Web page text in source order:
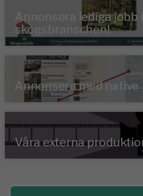
Annonsera lediga jobb
skogsbranschen!
Annonsera med native
Våra externa